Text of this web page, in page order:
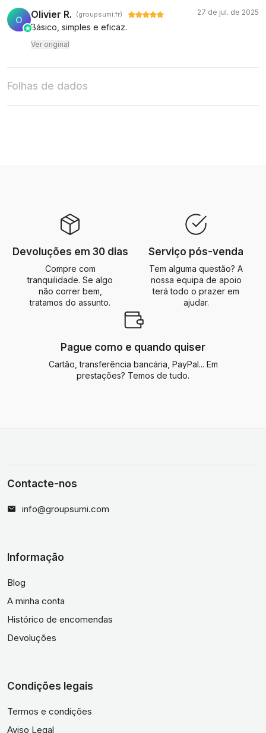
O Olivier R. (groupsumi.fr) 27 de jul. de 2025
Básico, simples e eficaz.
Ver original
Folhas de dados
Devoluções em 30 dias
Compre com
tranquilidade. Se algo
não correr bem,
tratamos do assunto.
Serviço pós-venda
Tem alguma questão? A
nossa equipa de apoio
terá todo o prazer em
ajudar.
Pague como e quando quiser
Cartão, transferência bancária, PayPal... Em
prestações? Temos de tudo.
Contacte-nos
info@groupsumi.com
Informação
Blog
A minha conta
Histórico de encomendas
Devoluções
Condições legais
Termos e condições
Aviso Legal